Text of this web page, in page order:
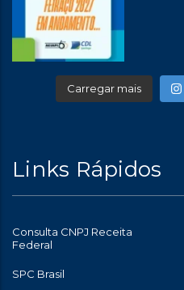
Carregar mais
Links Rápidos
Consulta CNPJ Receita
Federal
SPC Brasil